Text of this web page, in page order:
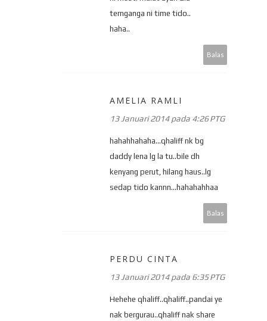
ternganga ni time tido..
haha..
Balas
AMELIA RAMLI
13 Januari 2014 pada 4:26 PTG
hahahhahaha...qhaliff nk bg
daddy lena lg la tu..bile dh
kenyang perut, hilang haus..lg
sedap tido kannn...hahahahhaa
Balas
PERDU CINTA
13 Januari 2014 pada 6:35 PTG
Hehehe qhaliff..qhaliff..pandai ye
nak bergurau..qhaliff nak share